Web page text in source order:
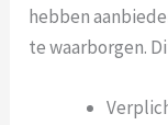
hebben
te waarborgen.